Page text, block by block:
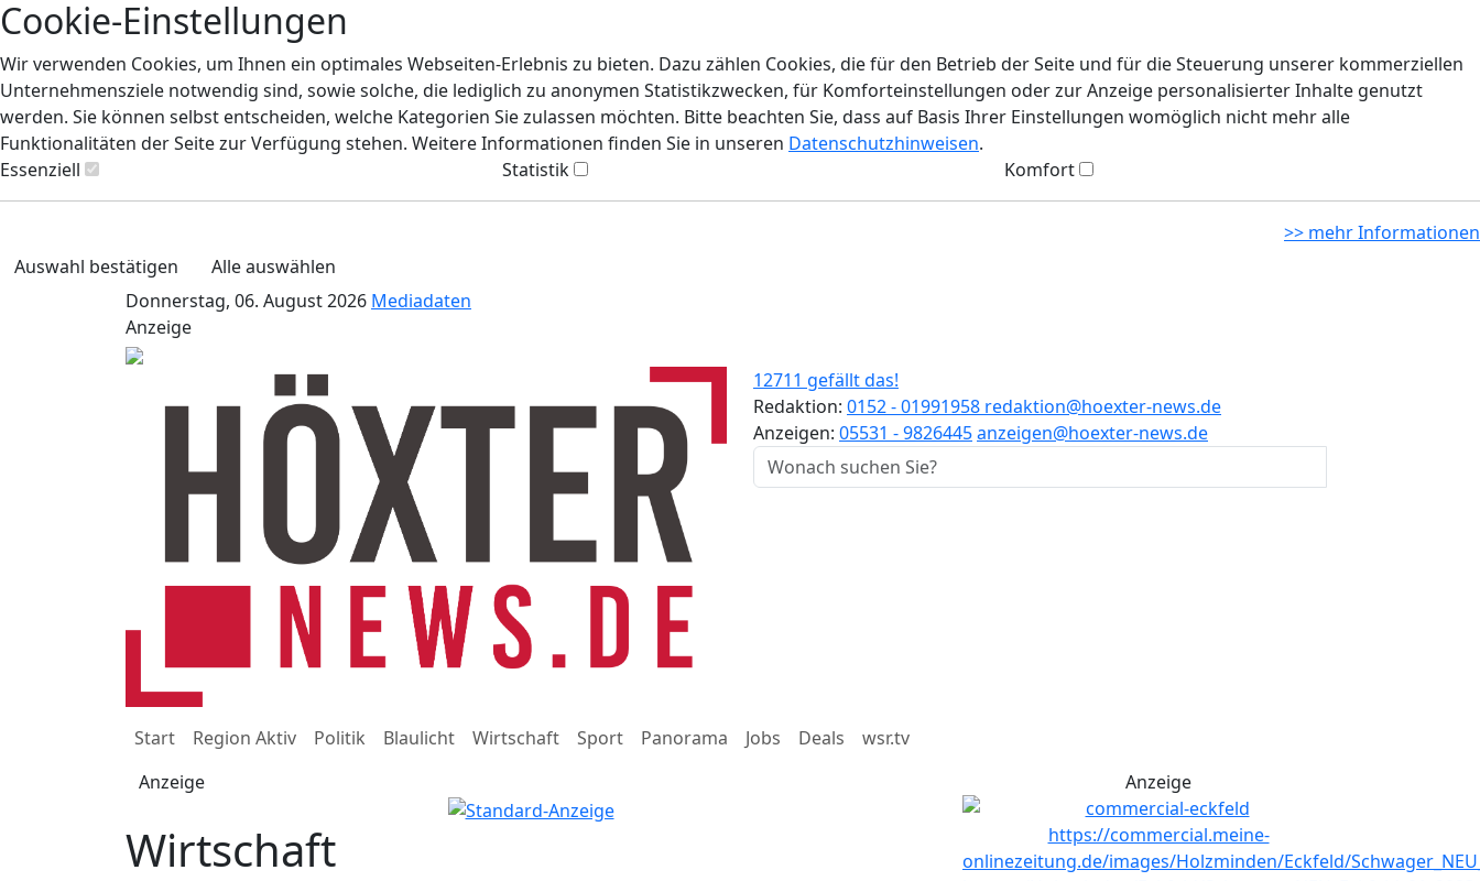
Cookie-Einstellungen
Wir verwenden Cookies, um Ihnen ein optimales Webseiten-Erlebnis zu bieten. Dazu zählen Cookies, die für den Betrieb der Seite und für die Steuerung unserer kommerziellen
Unternehmensziele notwendig sind, sowie solche, die lediglich zu anonymen Statistikzwecken, für Komforteinstellungen oder zur Anzeige personalisierter Inhalte genutzt
werden. Sie können selbst entscheiden, welche Kategorien Sie zulassen möchten. Bitte beachten Sie, dass auf Basis Ihrer Einstellungen womöglich nicht mehr alle
Funktionalitäten der Seite zur Verfügung stehen. Weitere Informationen finden Sie in unseren Datenschutzhinweisen.
Essenziell
Statistik Komfort
>> mehr Informationen
Auswahl bestätigen
Alle auswählen
Donnerstag, 06. August 2026 Mediadaten
Anzeige
12711 gefällt das!
Redaktion: 0152 - 01991958 redaktion@hoexter-news.de
Anzeigen: 05531 - 9826445anzeigen@hoexter-news.de
Start Region Aktiv Politik Blaulicht Wirtschaft Sport Panorama Jobs Deals
wsr.tv
Anzeige
Wirtschaft
Anzeige